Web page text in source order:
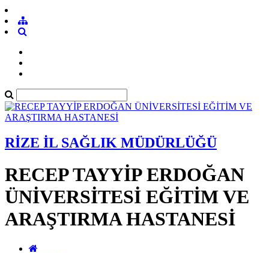
RİZE İL SAĞLIK MÜDÜRLÜĞÜ
RECEP TAYYİP ERDOĞAN
ÜNİVERSİTESİ EĞİTİM VE
ARAŞTIRMA HASTANESİ